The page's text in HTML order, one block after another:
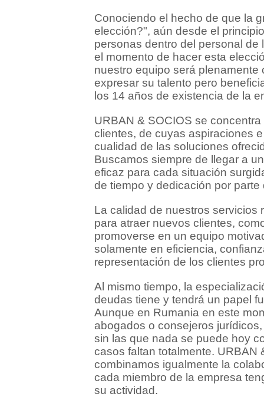
Conociendo el hecho de que la
elección?", aún desde el
personas dentro del personal
el momento de hacer esta
nuestro equipo será
expresar su talento pero
los 14 años de existencia de la
URBAN & SOCIOS se
clientes, de cuyas aspiraciones
cualidad de las soluciones
Buscamos siempre de llegar a
eficaz para cada situación
de tiempo y dedicación por
La calidad de nuestros servicios
para atraer nuevos clientes,
promoverse en un equipo
solamente en eficiencia,
representación de los clientes
Al mismo tiempo, la
deudas tiene y tendrá un papel
Aunque en Rumania en este
abogados o consejeros
sin las que nada se puede hoy
casos faltan totalmente. URBAN
combinamos igualmente la
cada miembro de la empresa
su actividad.